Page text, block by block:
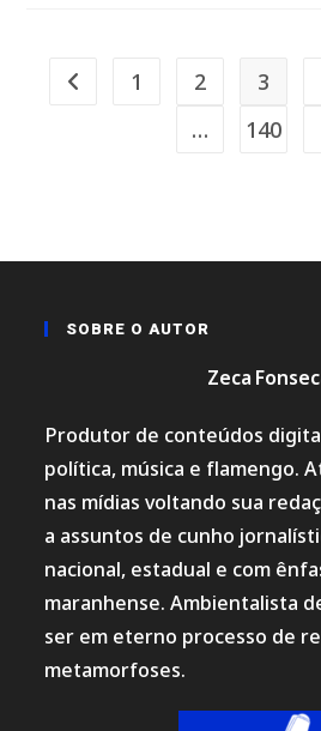
DE
AÇÃO
PENAL
Ir para a página anterior
1 2 3
…
140
SOBRE O AUTOR
Zeca
Produtor de conteúdos
política, música e flamengo.
nas mídias voltando sua
a assuntos de cunho
nacional, estadual e com
maranhense. Ambientalista
ser em eterno processo de
metamorfoses.